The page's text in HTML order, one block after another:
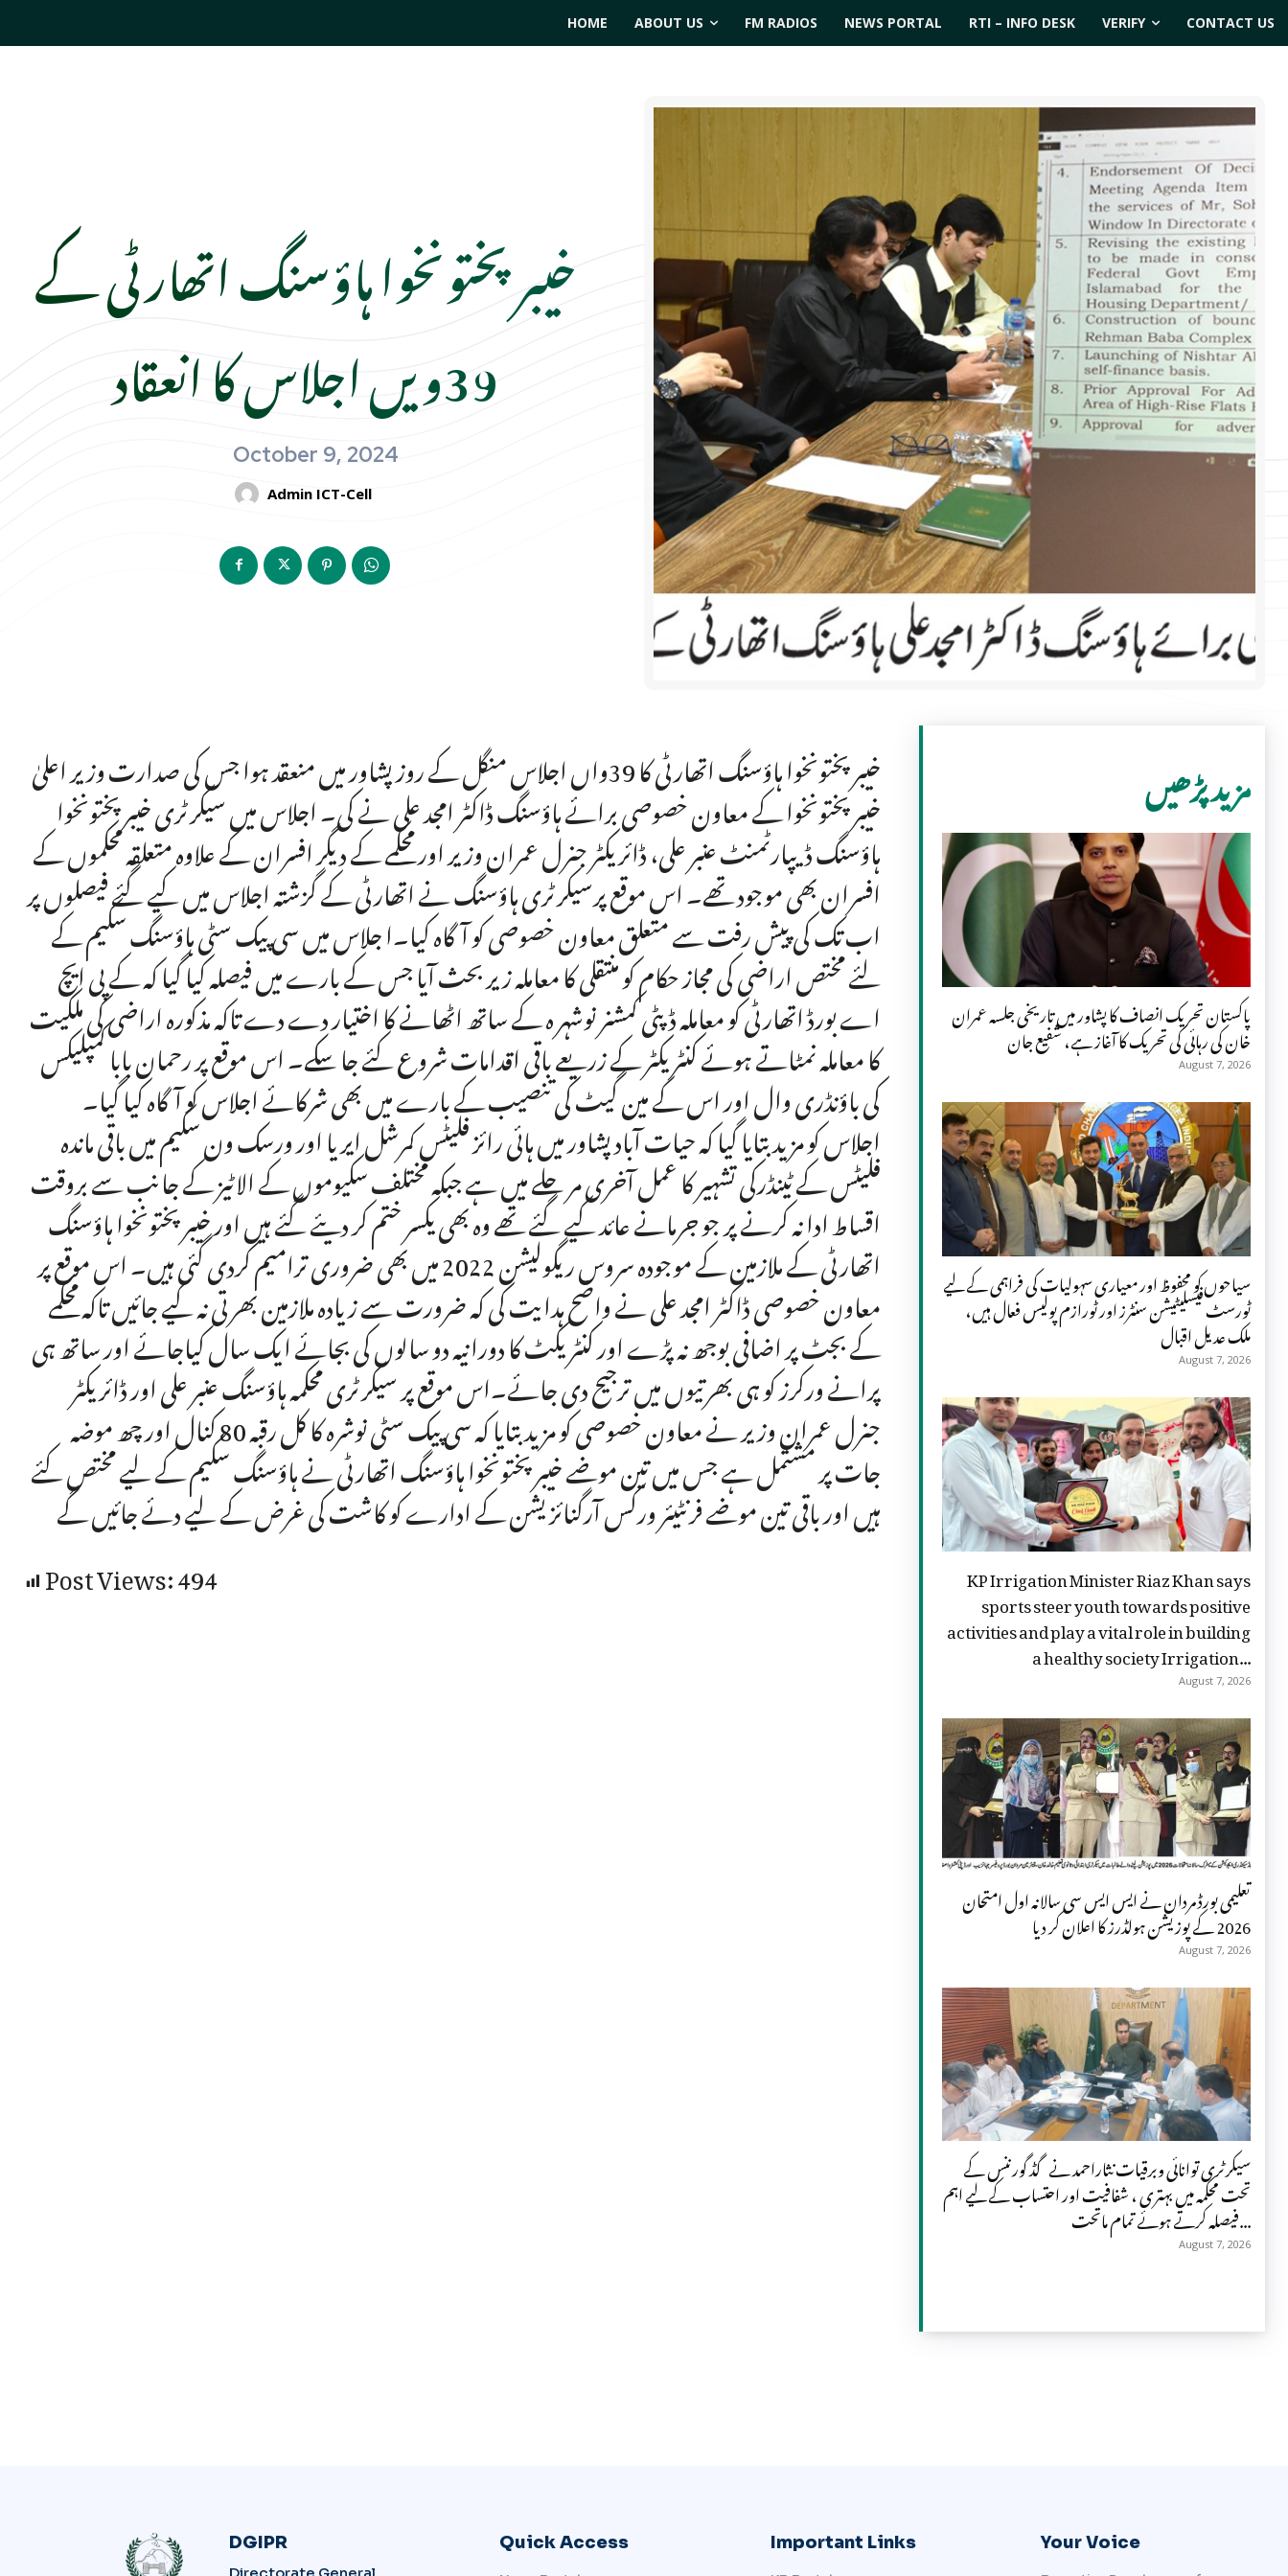
HOME ABOUT US FM RADIOS NEWS PORTAL RTI – INFO DESK VERIFY CONTACT US
خیبر پختونخوا ہاؤسنگ اتھارٹی کے
39ویں اجلاس کا انعقاد
October 9, 2024
Admin ICT-Cell
خیبر پختونخوا ہاؤسنگ اتھارٹی کا 39واں اجلاس منگل کے روز پشاور میں منعقد ہوا جس کی صدارت وزیر اعلیٰ
خیبر پختونخوا کے معاون خصوصی برائے ہاؤسنگ ڈاکٹر امجد علی نے کی۔ اجلاس میں سیکرٹری خیبر پختونخوا
ہاؤسنگ ڈیپارٹمنٹ عنبر علی، ڈائریکٹر جنرل عمران وزیر اور محکمے کے دیگر افسران کے علاوہ متعلقہ محکموں کے
افسران بھی موجود تھے۔ اس موقع پرسیکرٹری ہاؤسنگ نے اتھارٹی کے گزشتہ اجلاس میں کیے گئے فیصلوں پر
اب تک کی پیش رفت سے متعلق معاون خصوصی کو آگاہ کیا۔ا جلاس میں سی پیک سٹی ہاؤسنگ سکیم کے
لئے مختص اراضی کی مجاز حکام کو منتقلی کا معاملہ زیر بحث آیا جس کے بارے میں فیصلہ کیا گیا کہ کے پی ایچ
اے بورڈ اتھارٹی کو معاملہ ڈپٹی کمشنر نوشہر ہ کے ساتھ اٹھانے کا اختیار دے دے تاکہ مذکورہ اراضی کی ملکیت
کا معاملہ نمٹاتے ہوئے کنٹریکٹر کے زریعے باقی اقدامات شروع کئے جا سکے۔ اس موقع پر رحمان بابا کمپلیکس
کی باؤنڈری وال اور اس کے مین گیٹ کی تنصیب کے بارے میں بھی شرکائے اجلاس کو آگاہ کیا گیا۔
اجلاس کو مزید بتایا گیا کہ حیات آباد پشاور میں ہائی رائز فلیٹس کمرشل ایر یا اور ورسک ون سکیم میں باقی ماندہ
فلیٹس کے ٹینڈرکی تشہیر کا عمل آخری مر حلے میں ہے جبکہ مختلف سکیوموں کے الاٹیز کے جانب سے بروقت
اقساط ادا نہ کرنے پر جو جرمانے عائد کیے گئے تھے وہ بھی یکسر ختم کر دیئے گئے ہیں اور خیبر پختونخوا ہاؤسنگ
اتھارٹی کے ملازمین کے موجودہ سروس ریگولیشن 2022 میں بھی ضروری ترامیم کردی گئی ہیں۔ اس موقع پر
معاون خصوصی ڈاکٹر امجد علی نے واضح ہدایت کی کہ ضرورت سے زیادہ ملازمین بھرتی نہ کیے جائیں تاکہ محکمے
کے بجٹ پر اضافی بوجھ نہ پڑے اور کنٹریکٹ کا دورانیہ دو سالوں کی بجائے ایک سال کیاجائے اور ساتھ ہی
پرانے ورکرز کو ہی بھرتیوں میں ترجیح دی جائے۔اس موقع پر سیکرٹری محکمہ ہاؤسنگ عنبر علی اور ڈائریکٹر
جنرل عمران وزیر نے معاون خصوصی کو مزید بتایا کہ سی پیک سٹی نوشرہ کا کل رقبہ 80 کنال اور چھ موضہ
جات پر مشتمل ہے جس میں تین موضے خیبر پختونخوا ہاؤسنگ اتھارٹی نے ہاؤسنگ سکیم کے لیے مختص کئے
ہیں اور باقی تین موضے فرنٹیئر ورکس آرگنائزیشن کے ادارے کو کاشت کی غرض کے لیے دئے جائیں گے
Post Views:494
مزید پڑھیں
پاکستان تحریک انصاف کا پشاور میں تاریخی جلسہ عمران
خان کی رہائی کی تحریک کا آغاز ہے، شفیع جان
August 7, 2026
سیاحوں کو محفوظ اور معیاری سہولیات کی فراہمی کے لیے
ٹورسٹ فیسلیٹیشن سنٹرز اور ٹورازم پولیس فعال ہیں،
ملک عدیل اقبال
August 7, 2026
KP Irrigation Minister Riaz Khan says
sports steer youth towards positive
activities and play a vital role in building
a healthy society Irrigation...
August 7, 2026
تعلیمی بورڈ مردان نے ایس ایس سی سالانہ اول امتحان
2026 کے پوزیشن ہولڈرز کا اعلان کر دیا
August 7, 2026
سیکرٹری توانائی وبرقیات نثاراحمد نے گڈ گورننس کے
تحت محکمہ میں بہتری ، شفافیت اور احتساب کے لیے اہم
فیصلہ کرتے ہوئے تمام ماتحت...
August 7, 2026
DGIPR Quick Access Important Links Your Voice